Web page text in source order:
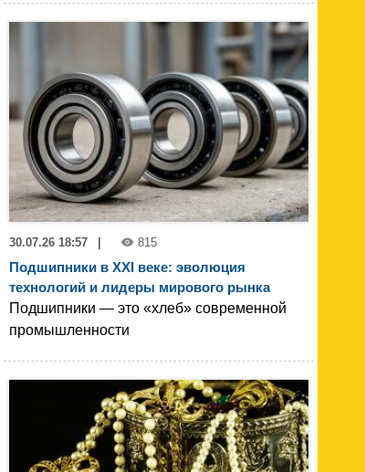
30.07.26 18:57 815
Подшипники в XXI веке: эволюция
технологий и лидеры мирового рынка
Подшипники — это «хлеб» современной
промышленности